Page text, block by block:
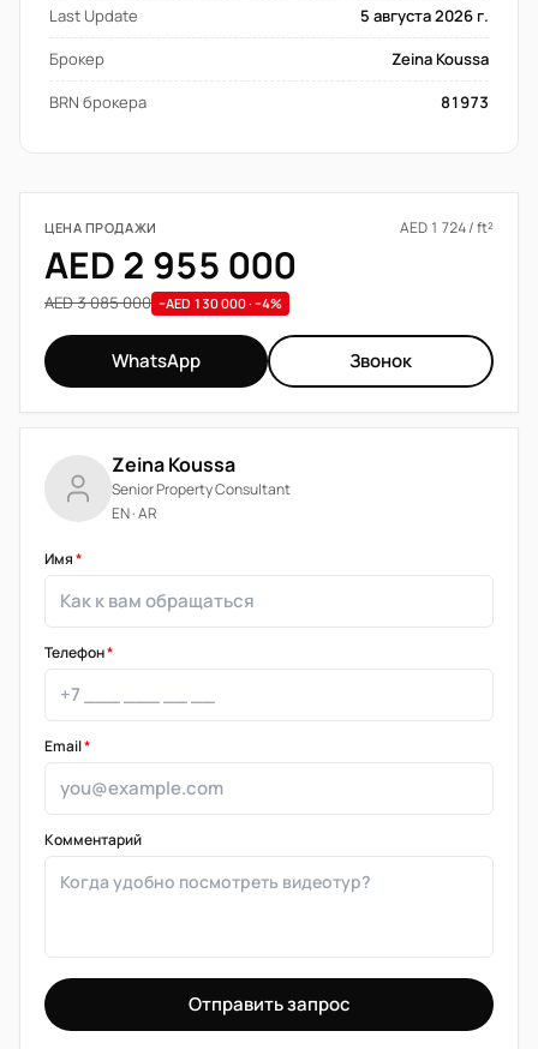
Last Update
5 августа 2026 г.
Брокер
Zeina Koussa
BRN брокера
81973
ЦЕНА ПРОДАЖИ AED 1 724 / ft²
AED 2 955 000
AED 3 085 000 −AED 130 000 · −4%
WhatsApp Звонок
Zeina Koussa
Senior Property Consultant
EN · AR
Имя*
Телефон*
Email*
Комментарий
Отправить запрос